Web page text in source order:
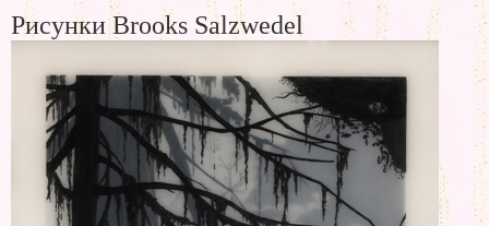
Рисунки Brooks Salzwedel